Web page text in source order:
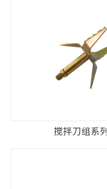
搅拌刀组系列